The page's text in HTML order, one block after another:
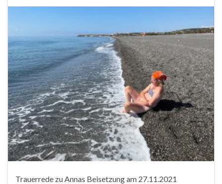
Trauerrede zu Annas Beisetzung am 27.11.2021